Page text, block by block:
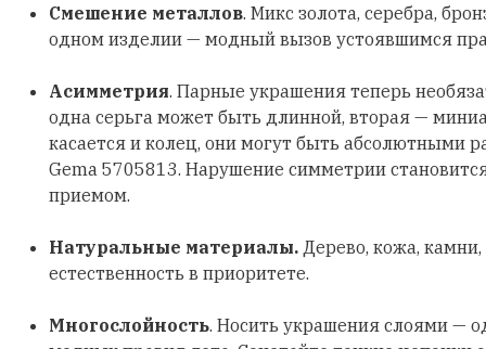
Смешение металлов. Микс золота, серебра,
одном изделии — модный вызов устоявшимся
Асимметрия. Парные украшения теперь
одна серьга может быть длинной, вторая —
касается и колец, они могут быть абсолютными
Gema 5705813. Нарушение симметрии
приемом.
Натуральные материалы. Дерево, кожа,
естественность в приоритете.
Многослойность. Носить украшения слоями —